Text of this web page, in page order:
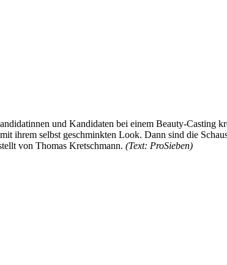
und Kandidaten bei einem Beauty-Casting
ihrem selbst geschminkten Look. Dann sind die
von Thomas Kretschmann. (Text: ProSieben)